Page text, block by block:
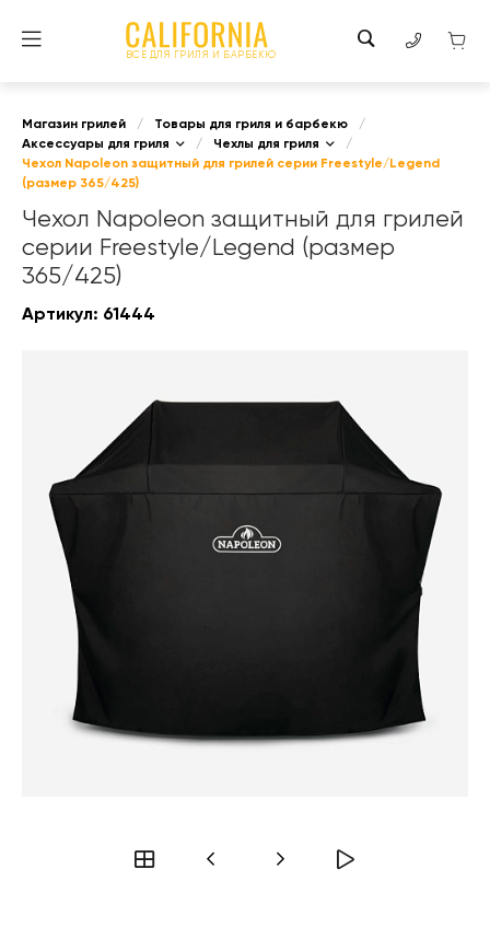
ВСЕ ДЛЯ ГРИЛЯ И БАРБЕКЮ
Магазин грилей / Товары для гриля и барбекю
/
Аксессуары для гриля
/ Чехлы для гриля
/
Чехол Napoleon защитный для грилей серии Freestyle/Legend
(размер 365/425)
Чехол Napoleon защитный для грилей
серии Freestyle/Legend (размер
365/425)
Артикул: 61444